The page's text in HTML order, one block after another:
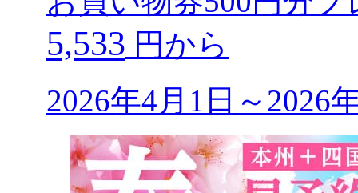
5,533 円から
2026年4月1日～2026